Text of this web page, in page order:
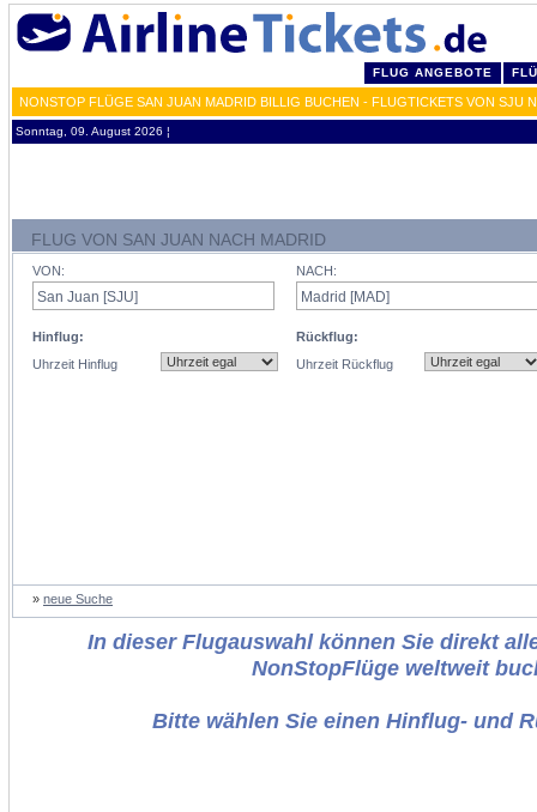
FLUG ANGEBOTE
NONSTOP FLÜGE SAN JUAN MADRID BILLIG BUCHEN - FLUGTICKETS VON SJU
Sonntag, 09. August 2026 ¦
FLUG VON SAN JUAN NACH MADRID
VON:
Hinflug:
Uhrzeit Hinflug
NACH:
Rückflug:
Uhrzeit Rückflug
» neue Suche
In dieser Flugauswahl können Sie direkt
NonStopFlüge weltweit
Bitte wählen Sie einen Hinflug- und